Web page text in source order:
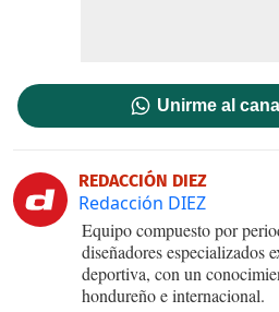
Unirme al
REDACCIÓN DIEZ
Redacción DIEZ
Equipo compuesto por
diseñadores especializados
deportiva, con un
hondureño e internacional.